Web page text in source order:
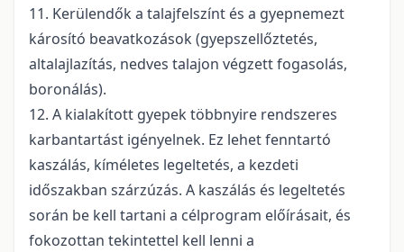
11. Kerülendők a talajfelszínt és a gyepnemezt
károsító beavatkozások (gyepszellőztetés,
altalajlazítás, nedves talajon végzett fogasolás,
boronálás).
12. A kialakított gyepek többnyire rendszeres
karbantartást igényelnek. Ez lehet fenntartó
kaszálás, kíméletes legeltetés, a kezdeti
időszakban szárzúzás. A kaszálás és legeltetés
során be kell tartani a célprogram előírásait, és
fokozottan tekintettel kell lenni a